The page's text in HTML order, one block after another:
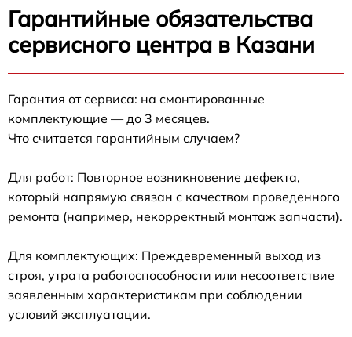
Гарантийные обязательства
сервисного центра в Казани
Гарантия от сервиса: на смонтированные
комплектующие — до 3 месяцев.
Что считается гарантийным случаем?
Для работ: Повторное возникновение дефекта,
который напрямую связан с качеством проведенного
ремонта (например, некорректный монтаж запчасти).
Для комплектующих: Преждевременный выход из
строя, утрата работоспособности или несоответствие
заявленным характеристикам при соблюдении
условий эксплуатации.